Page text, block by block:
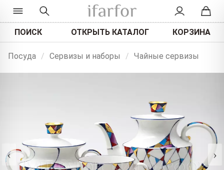
ПОИСК ОТКРЫТЬ КАТАЛОГ КОРЗИНА
Посуда / Сервизы и наборы / Чайные сервизы
‹ ›